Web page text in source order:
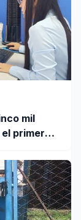
mil
primer